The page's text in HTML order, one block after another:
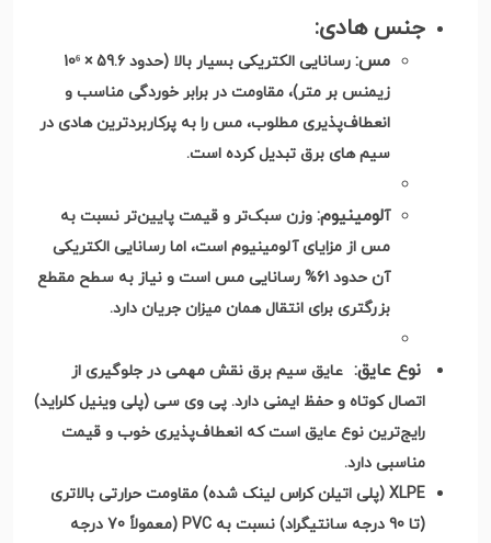
جنس هادی:
مس:
رسانایی الکتریکی بسیار بالا (حدود 59.6 × 10⁶
زیمنس بر متر)، مقاومت در برابر خوردگی مناسب و
انعطاف‌پذیری مطلوب، مس را به پرکاربردترین هادی در
سیم های برق تبدیل کرده است.
آلومینیوم: وزن سبک‌تر و قیمت پایین‌تر نسبت به
مس از مزایای آلومینیوم است، اما رسانایی الکتریکی
آن حدود 61% رسانایی مس است و نیاز به سطح مقطع
بزرگتری برای انتقال همان میزان جریان دارد.
نوع عایق: عایق سیم برق نقش مهمی در جلوگیری از
اتصال کوتاه و حفظ ایمنی دارد. پی وی سی (پلی وینیل کلراید)
رایج‌ترین نوع عایق است که انعطاف‌پذیری خوب و قیمت
مناسبی دارد.
XLPE (پلی اتیلن کراس لینک شده) مقاومت حرارتی بالاتری
(تا 90 درجه سانتیگراد) نسبت به PVC (معمولاً 70 درجه